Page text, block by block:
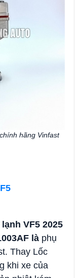
hãng Vinfast
VF5 2025
là phụ
Thay Lốc
khi xe của